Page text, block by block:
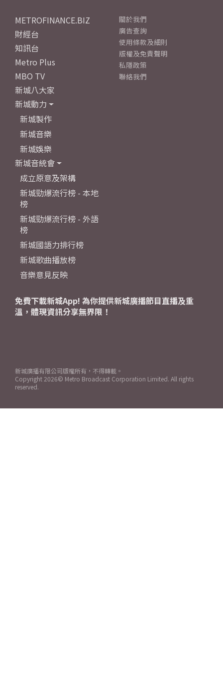
METROFINANCE.BIZ
財經台
知訊台
Metro Plus
MBO TV
新城八大家
新城動力
新城製作
新城音樂
新城娛樂
新城音統會
成立原意及架構
新城勁爆流行榜 - 本地
榜
新城勁爆流行榜 - 外語
榜
新城國語力排行榜
新城歌曲播放榜
音樂意見反映
關於我們
廣告查詢
使用條款及細則
版權及免責聲明
私隱政策
聯絡我們
免費下載新城App! 為你提供新城廣播節目直播及重
溫，體現資訊分享無界限！
新城廣播有限公司版權所有，不得轉載。
Copyright 2026© Metro Broadcast Corporation Limited. All rights
reserved.